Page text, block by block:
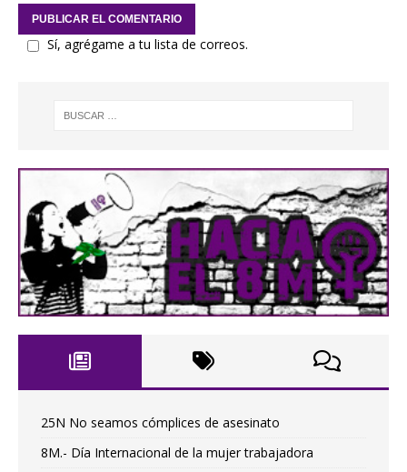
Sí, agrégame a tu lista de correos.
25N No seamos cómplices de asesinato
8M.- Día Internacional de la mujer trabajadora